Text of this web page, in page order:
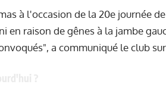
à l'occasion de la 20e journée
en raison de gênes à la jambe
a communiqué le club